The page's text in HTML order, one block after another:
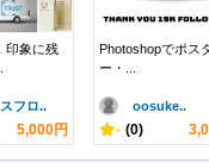
印象に残
フロ..
5,000円
Photoshopでポス
ー・...
oosuke..
- (0)